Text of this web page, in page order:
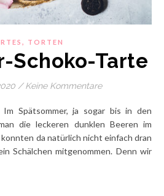
, TORTEN
Schoko-Tarte
/ Keine Kommentare
die leckeren dunklen Beeren im
da natürlich nicht einfach dran
Schälchen mitgenommen. Denn wir